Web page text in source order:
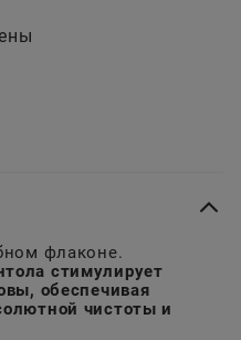
флаконе.
стимулирует
обеспечивая
чистоты и